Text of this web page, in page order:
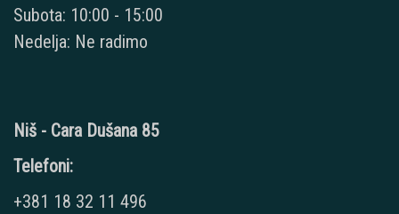
Subota: 10:00 - 15:00
Nedelja: Ne radimo
Niš - Cara Dušana 85
Telefoni:
+381 18 32 11 496